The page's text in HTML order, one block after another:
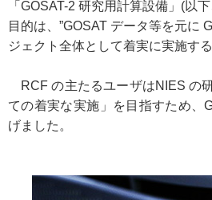
「GOSAT-2 研究用計算設備」(以
目的は、”GOSAT データ等を元に
ジェクト全体として着実に実施する
RCF の主たるユーザはNIES の
ての着実な実施」を目指すため、
げました。